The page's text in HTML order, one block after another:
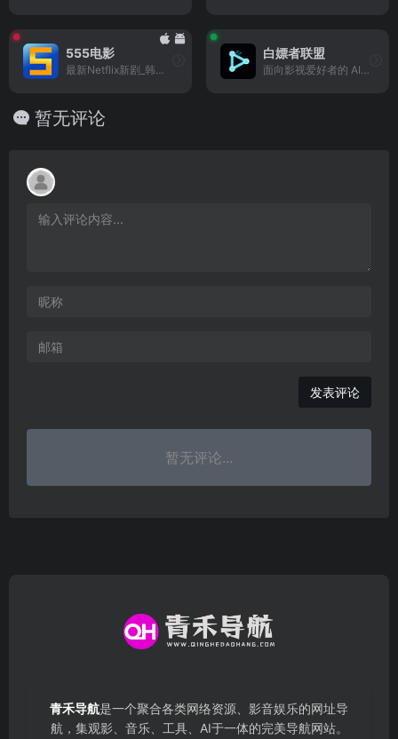
555电影
最新Netflix新剧_韩国电影免...
白嫖者联盟
面向影视爱好者的 AI 搜索与内容发现工具，支持电影、电视剧、动漫、综艺片库浏览、智能推荐
暂无评论
发表评论
暂无评论...
青禾导航是一个聚合各类网络资源、影音娱乐的网址导
航，集观影、音乐、工具、AI于一体的完美导航网站。